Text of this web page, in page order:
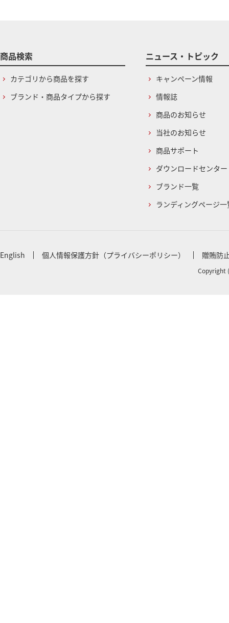
商品検索
カテゴリから商品を探す
ブランド・商品タイプから探す
ニュース・トピック
キャンペーン情報
情報誌
商品のお知らせ
当社のお知らせ
商品サポート
ダウンロードセンター
ブランド一覧
ランディングページ一
English 個人情報保護方針（プライバシーポリシー） 贈賄防
Copyright